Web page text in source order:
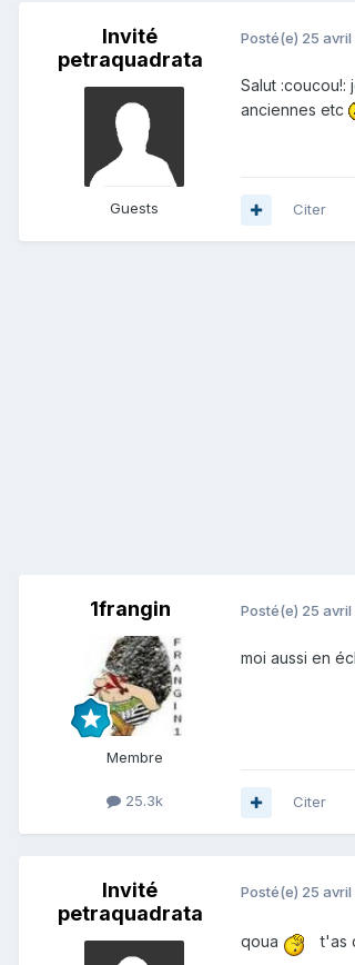
Invité
petraquadrata
Guests
Posté(e) 25
Salut
anciennes etc
Citer
1frangin
Membre
25.3k
Posté(e) 25
moi aussi en
Citer
Invité
petraquadrata
Posté(e) 25
qoua t'as